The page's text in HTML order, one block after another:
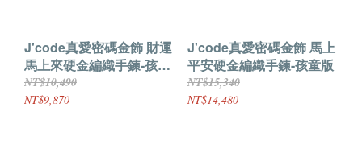
J'code真愛密碼金飾 財運
馬上來硬金編織手鍊-孩童
版
NT$10,490
NT$9,870
J'code真愛密碼金飾 馬上
平安硬金編織手鍊-孩童版
NT$15,340
NT$14,480